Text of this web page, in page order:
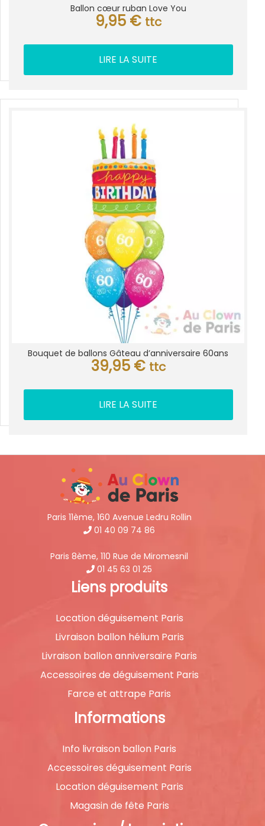
Ballon cœur ruban Love You
9,95 € ttc
LIRE LA SUITE
Bouquet de ballons Gâteau d’anniversaire 60ans
39,95 € ttc
LIRE LA SUITE
Paris 11ème, 160 Avenue Ledru Rollin
01 40 09 74 86
Paris 8ème, 110 Rue de Miromesnil
01 45 63 01 25
Liens produits
Location déguisement Paris
Livraison ballon hélium Paris
Livraison ballon anniversaire Paris
Accessoires de déguisement Paris
Farce et attrape Paris
Informations
Info livraison ballon Paris
Accessoires déguisement Paris
Location déguisement Paris
Magasin de fête Paris